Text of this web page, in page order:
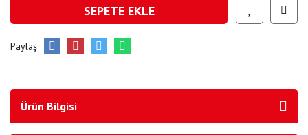
SEPETE EKLE
Paylaş
Ürün Bilgisi